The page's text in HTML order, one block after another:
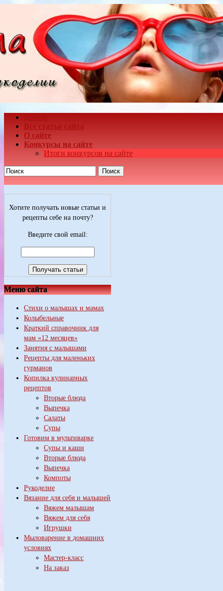
Все статьи сайта
О сайте
Конкурсы на сайте
Итоги конкурсов на сайте
Поиск
Хотите получать новые статьи и
рецепты себе на почту?
Введите свой email:
Меню сайта
Стихи о малышах и мамах
Колыбельные
Краткий справочник для
мам «12 месяцев»
Занятия с малышами
Рецепты для маленьких
гурманов
Копилка кулинарных
рецептов
Вторые блюда
Выпечка
Салаты
Супы
Готовим в мультиварке
Супы и каши
Вторые блюда
Выпечка
Компоты
Рукоделие
Вязание для себя и малышей
Вяжем малышам
Вяжем для себя
Игрушки
Мыловарение в домашних
условиях
Мастер-класс
На заказ